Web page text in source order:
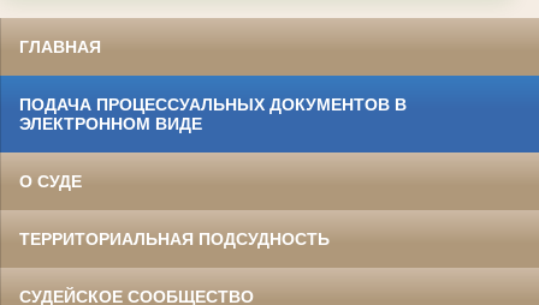
ГЛАВНАЯ
ПОДАЧА ПРОЦЕССУАЛЬНЫХ ДОКУМЕНТОВ В
ЭЛЕКТРОННОМ ВИДЕ
О СУДЕ
ТЕРРИТОРИАЛЬНАЯ ПОДСУДНОСТЬ
СУДЕЙСКОЕ СООБЩЕСТВО